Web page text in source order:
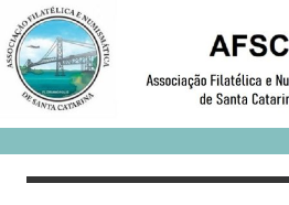
Skip
to
content